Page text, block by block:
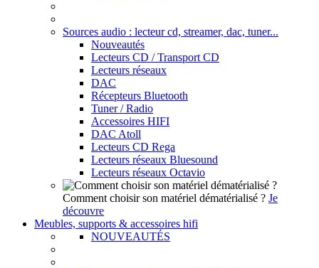
Sources audio : lecteur cd, streamer, dac, tuner...
Nouveautés
Lecteurs CD / Transport CD
Lecteurs réseaux
DAC
Récepteurs Bluetooth
Tuner / Radio
Accessoires HIFI
DAC Atoll
Lecteurs CD Rega
Lecteurs réseaux Bluesound
Lecteurs réseaux Octavio
Comment choisir son matériel dématérialisé ? Je
découvre
Meubles, supports & accessoires hifi
NOUVEAUTÉS